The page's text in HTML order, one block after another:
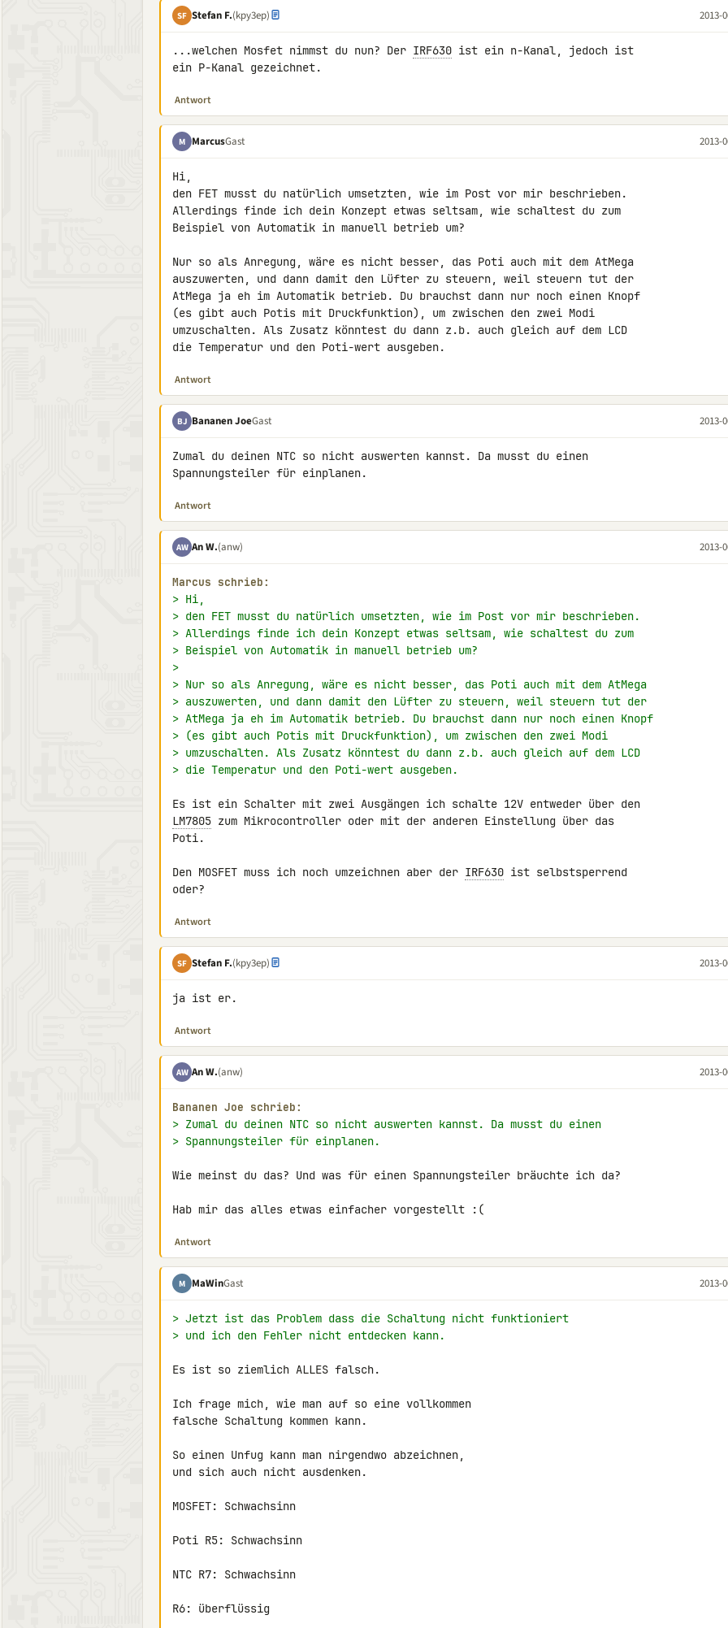
SF Stefan F.(kpy3ep) 2013-
...welchen Mosfet nimmst du nun? Der IRF630 ist ein n-Kanal, jedoch ist
ein P-Kanal gezeichnet.
Antwort
M MarcusGast 2013-
Hi,
den FET musst du natürlich umsetzten, wie im Post vor mir beschrieben.
Allerdings finde ich dein Konzept etwas seltsam, wie schaltest du zum
Beispiel von Automatik in manuell betrieb um?
Nur so als Anregung, wäre es nicht besser, das Poti auch mit dem AtMega
auszuwerten, und dann damit den Lüfter zu steuern, weil steuern tut der
AtMega ja eh im Automatik betrieb. Du brauchst dann nur noch einen Knopf
(es gibt auch Potis mit Druckfunktion), um zwischen den zwei Modi
umzuschalten. Als Zusatz könntest du dann z.b. auch gleich auf dem LCD
die Temperatur und den Poti-wert ausgeben.
Antwort
BJ Bananen JoeGast 2013-
Zumal du deinen NTC so nicht auswerten kannst. Da musst du einen
Spannungsteiler für einplanen.
Antwort
AW An W.(anw) 2013-
Marcus schrieb:
> Hi,
> den FET musst du natürlich umsetzten, wie im Post vor mir beschrieben.
> Allerdings finde ich dein Konzept etwas seltsam, wie schaltest du zum
> Beispiel von Automatik in manuell betrieb um?
>
> Nur so als Anregung, wäre es nicht besser, das Poti auch mit dem AtMega
> auszuwerten, und dann damit den Lüfter zu steuern, weil steuern tut der
> AtMega ja eh im Automatik betrieb. Du brauchst dann nur noch einen Knopf
> (es gibt auch Potis mit Druckfunktion), um zwischen den zwei Modi
> umzuschalten. Als Zusatz könntest du dann z.b. auch gleich auf dem LCD
> die Temperatur und den Poti-wert ausgeben.
LM7805 zum Mikrocontroller oder mit der anderen Einstellung über das
Poti.
Den MOSFET muss ich noch umzeichnen aber der IRF630 ist selbstsperrend
oder?
Antwort
SF Stefan F.(kpy3ep) 2013-
ja ist er.
Antwort
AW An W.(anw) 2013-
Bananen Joe schrieb:
> Zumal du deinen NTC so nicht auswerten kannst. Da musst du einen
> Spannungsteiler für einplanen.
Wie meinst du das? Und was für einen Spannungsteiler bräuchte ich da?
Hab mir das alles etwas einfacher vorgestellt :(
Antwort
M MaWinGast 2013-
> Jetzt ist das Problem dass die Schaltung nicht funktioniert
> und ich den Fehler nicht entdecken kann.
Es ist so ziemlich ALLES falsch.
Ich frage mich, wie man auf so eine vollkommen
falsche Schaltung kommen kann.
So einen Unfug kann man nirgendwo abzeichnen,
und sich auch nicht ausdenken.
MOSFET: Schwachsinn
Poti R5: Schwachsinn
NTC R7: Schwachsinn
R6: überflüssig